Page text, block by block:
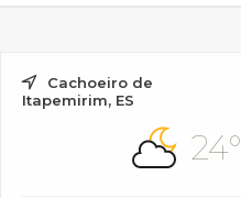
Cachoeiro de
Itapemirim, ES
24°